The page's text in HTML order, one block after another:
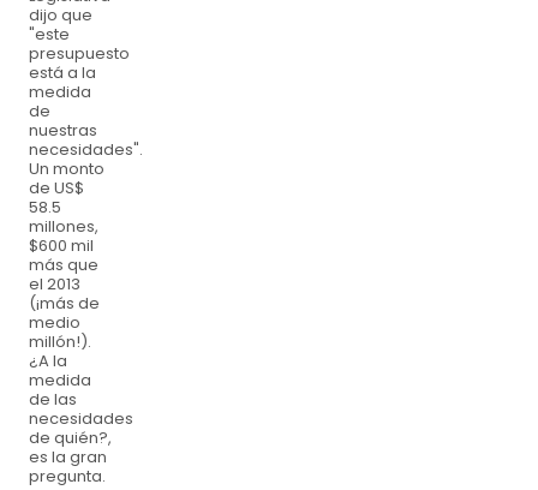
dijo que
"este
presupuesto
está a la
medida
de
nuestras
necesidades".
Un monto
de US$
58.5
millones,
$600 mil
más que
el 2013
(¡más de
medio
millón!).
¿A la
medida
de las
necesidades
de quién?,
es la gran
pregunta.